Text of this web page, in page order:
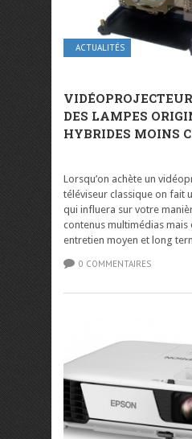
ACTUALITÉS
DES LAMPES
HYBRIDES MOINS
Lorsqu’on achète un
téléviseur classique on fait
qui influera sur votre
contenus multimédias mais
entretien moyen et long
0 COMMENTAIRES